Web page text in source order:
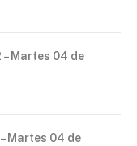
– Martes 04 de
– Martes 04 de